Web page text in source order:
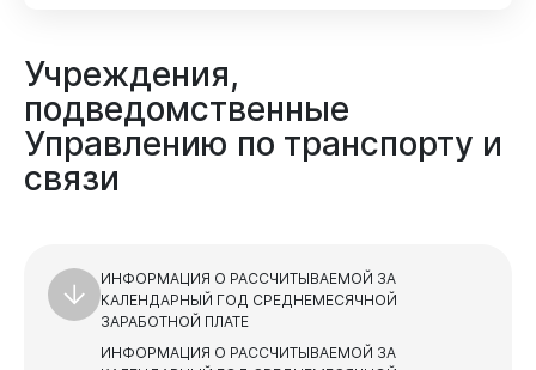
Новокузнецк
Учреждения,
подведомственные
Управлению по транспорту и
связи
Экспертиза НПА
Экспертиза НПА
ИНФОРМАЦИЯ О РАССЧИТЫВАЕМОЙ ЗА
КАЛЕНДАРНЫЙ ГОД СРЕДНЕМЕСЯЧНОЙ
ЗАРАБОТНОЙ ПЛАТЕ
ИНФОРМАЦИЯ О РАССЧИТЫВАЕМОЙ ЗА